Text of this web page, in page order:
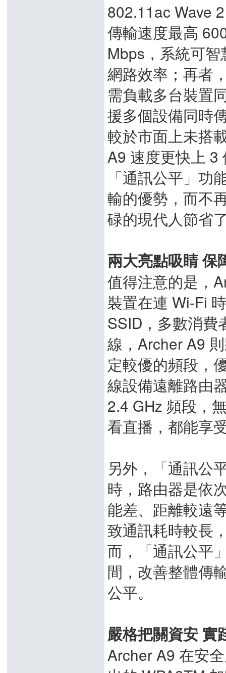
802.11ac Wave
傳輸速度最高
Mbps，系統可
網路效率；再者
需負載多台裝置
援多個設備同時
較於市面上未搭
A9 速度更快上 3
「通訊公平」功
輸的優勢，而不
碌的現代人節省
兩大亮點吸睛 保
值得注意的是，
裝置在連 Wi-Fi
SSID，多數消費
線，Archer A9
定較優的頻段，
線設備遠離路由
2.4 GHz 頻段，
看直播，都能享
另外，「通訊公
時，路由器是依
能差、距離較遠
致通訊耗時較長
而，「通訊公平
間，改善整體傳
公平。
嚴格把關資安 實
Archer A9 在安